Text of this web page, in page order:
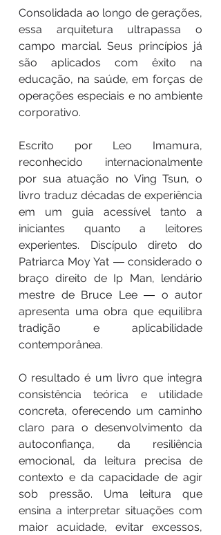
Consolidada ao longo de gerações,
essa arquitetura ultrapassa o
campo marcial. Seus princípios já
são aplicados com êxito na
educação, na saúde, em forças de
operações especiais e no ambiente
corporativo.
Escrito por Leo Imamura,
reconhecido internacionalmente
por sua atuação no Ving Tsun, o
livro traduz décadas de experiência
em um guia acessível tanto a
iniciantes quanto a leitores
experientes. Discípulo direto do
Patriarca Moy Yat ― considerado o
braço direito de Ip Man, lendário
mestre de Bruce Lee ― o autor
apresenta uma obra que equilibra
tradição e aplicabilidade
contemporânea.
O resultado é um livro que integra
consistência teórica e utilidade
concreta, oferecendo um caminho
claro para o desenvolvimento da
autoconfiança, da resiliência
emocional, da leitura precisa de
contexto e da capacidade de agir
sob pressão. Uma leitura que
ensina a interpretar situações com
maior acuidade, evitar excessos,